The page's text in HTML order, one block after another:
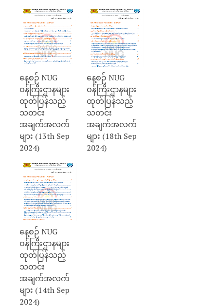
နေ့စဉ် NUG
ဝန်ကြီးဌာနများ
ထုတ်ပြန်သည့်
သတင်း
အချက်အလက်
များ (13th Sep
2024)
နေ့စဉ် NUG
ဝန်ကြီးဌာနများ
ထုတ်ပြန်သည့်
သတင်း
အချက်အလက်
များ (18th Sep
2024)
နေ့စဉ် NUG
ဝန်ကြီးဌာနများ
ထုတ်ပြန်သည့်
သတင်း
အချက်အလက်
များ (14th Sep
2024)